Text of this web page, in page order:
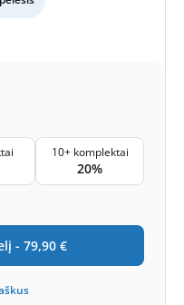
10+ komplektai
20%
- 79,90 €